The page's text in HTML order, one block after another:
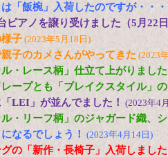
「飯椀」入荷したのですが・・・
ピアノを譲り受けました（5月22
子 (2023年5月18日)
子のカメさんがやってきた (2023
ル・レース柄」仕立て上がりました
ープとも「ブレイクスタイル」
LEI」が並んでました！ (2023年4
ル・リーフ柄」のジャガード織、
なるでしょう！ (2023年4月14日)
の「新作・長椅子」入荷しまし